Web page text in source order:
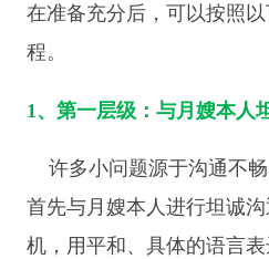
在准备充分后，可以按照
程。
1、第一层级：与月嫂本人
许多小问题源于沟通不
首先与月嫂本人进行坦诚
机，用平和、具体的语言